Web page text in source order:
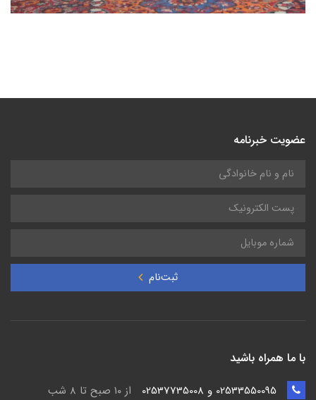
عضویت خبرنامه
ثبت‌نام
با ما همراه باشید
از ۱۰ صبح تا ۸ شب